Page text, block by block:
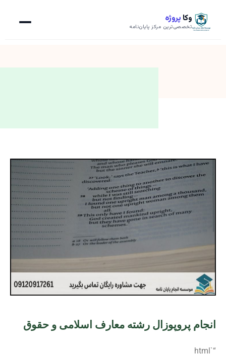
وکا پروژه
تخصصی‌ترین مرکز پایان‌نامه
انجام پروپوزال رشته معارف اسلامی و حقوق
“`html